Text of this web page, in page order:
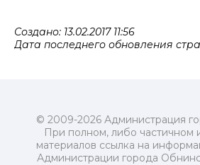
Создано: 13.02.2017 11:56
Дата последнего обновления
© 2009-2026 Администрация
При полном, либо частичном
материалов ссылка на
Администрации города